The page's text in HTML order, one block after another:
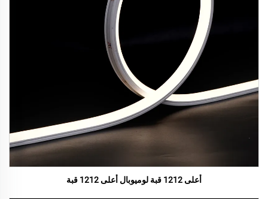
أعلى 1212 قبة لوميوبال أعلى 1212 قبة